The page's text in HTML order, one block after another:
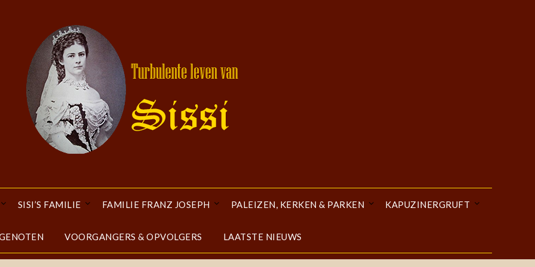
SISI’S FAMILIE FAMILIE FRANZ JOSEPH PALEIZEN, KERKEN & PARKEN KAPUZINERGRUFT
VOORGANGERS & OPVOLGERS LAATSTE NIEUWS